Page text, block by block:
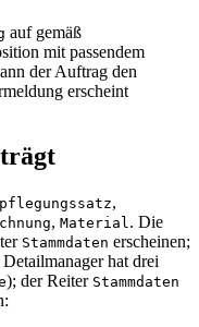
auf gemäß
mit passendem
der Auftrag den
erscheint
,
, Material. Die
Stammdaten erscheinen;
hat drei
); der Reiter Stammdaten